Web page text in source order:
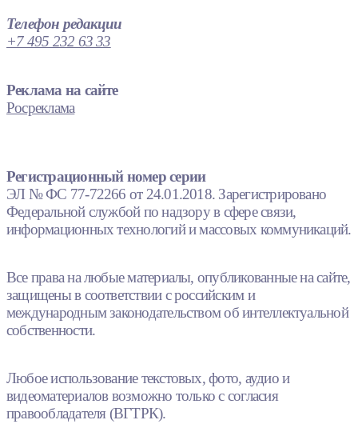
Телефон редакции
+7 495 232 63 33
Реклама на сайте
Росреклама
Регистрационный номер серии
ЭЛ № ФС 77-72266 от 24.01.2018. Зарегистрировано
Федеральной службой по надзору в сфере связи,
информационных технологий и массовых коммуникаций.
Все права на любые материалы, опубликованные на сайте,
защищены в соответствии с российским и
международным законодательством об интеллектуальной
собственности.
Любое использование текстовых, фото, аудио и
видеоматериалов возможно только с согласия
правообладателя (ВГТРК).